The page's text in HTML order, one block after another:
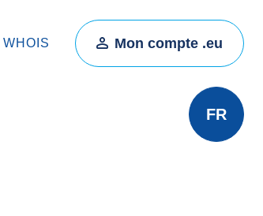
WHOIS Mon compte .eu
FR